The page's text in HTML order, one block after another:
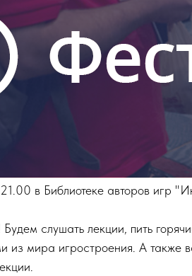
в Библиотеке авторов игр
слушать лекции, пить
из мира игростроения. А также